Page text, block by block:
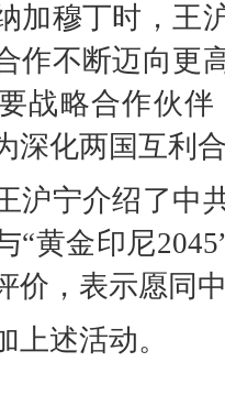
加穆丁时，王
作不断迈向更
战略合作伙
深化两国互利
沪宁介绍了中
“黄金印尼
价，表示愿同
上述活动。